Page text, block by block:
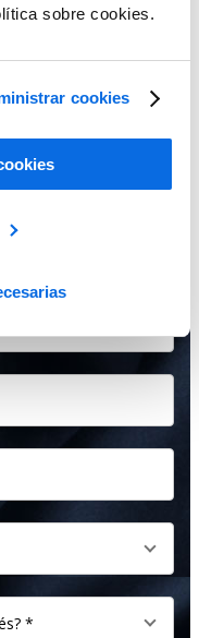
sobre cookies.
cookies
software
de productos, aumenta